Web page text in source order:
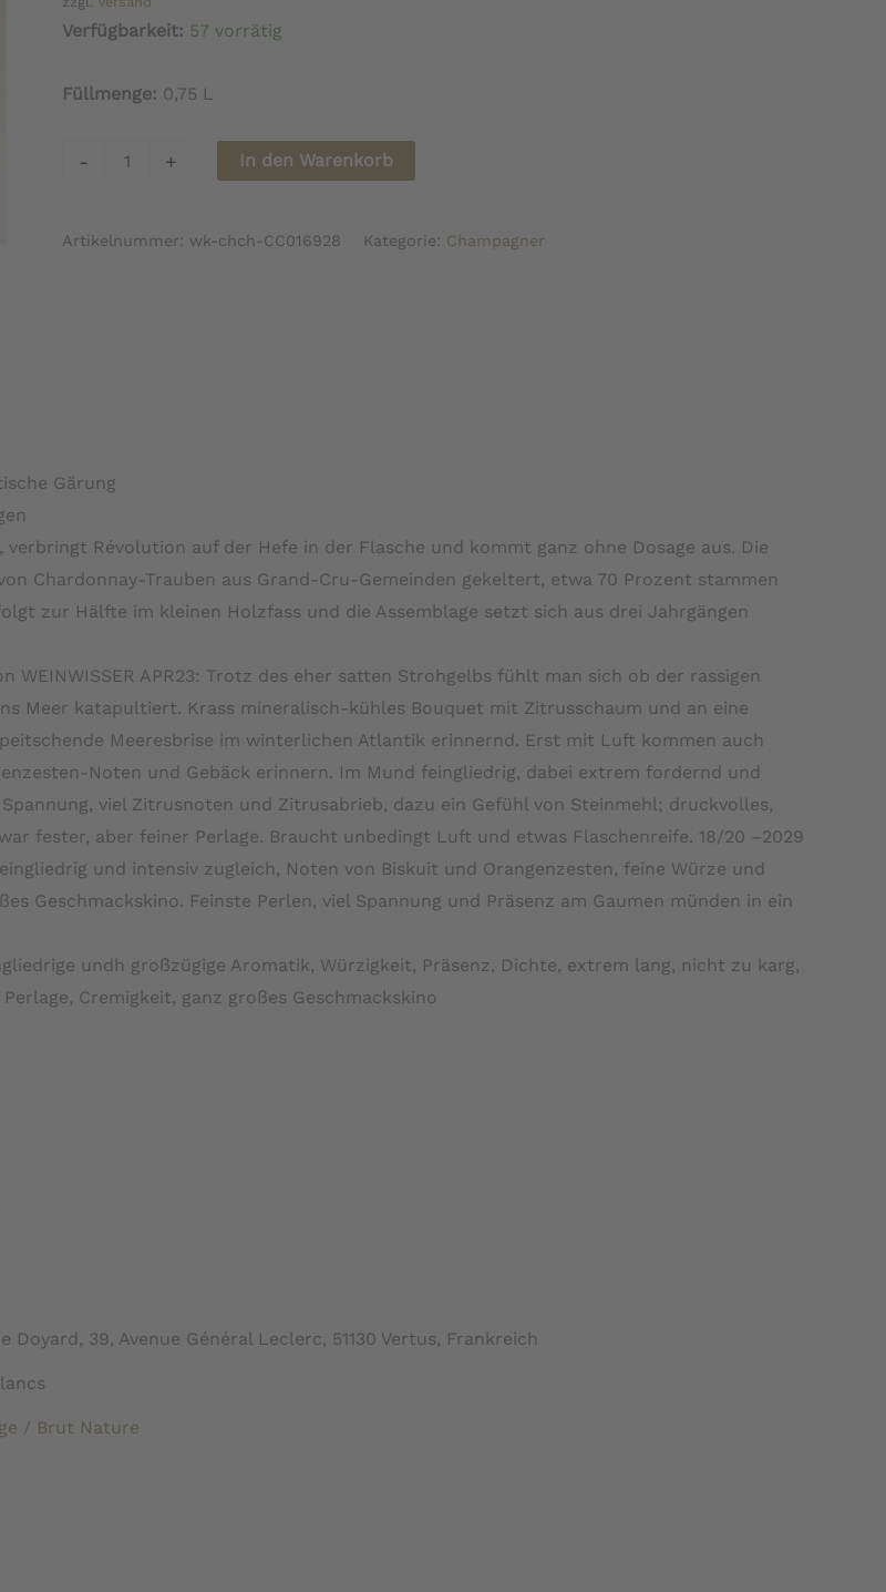
Verfügbarkeit: 57 vorrätig
Füllmenge: 0,75 L
-
Champagne
Menge
+ In den Warenkorb
Artikelnummer: wk-chch-CC016928 Kategorie: Champagner
Gärung
verbringt Révolution auf der Hefe in der Flasche und kommt ganz ohne Dosage aus. Die
Chardonnay-Trauben aus Grand-Cru-Gemeinden gekeltert, etwa 70 Prozent stammen
zur Hälfte im kleinen Holzfass und die Assemblage setzt sich aus drei Jahrgängen
WEINWISSER APR23: Trotz des eher satten Strohgelbs fühlt man sich ob der rassigen
Meer katapultiert. Krass mineralisch-kühles Bouquet mit Zitrusschaum und an eine
Meeresbrise im winterlichen Atlantik erinnernd. Erst mit Luft kommen auch
Noten und Gebäck erinnern. Im Mund feingliedrig, dabei extrem fordernd und
viel Zitrusnoten und Zitrusabrieb, dazu ein Gefühl von Steinmehl; druckvolles,
fester, aber feiner Perlage. Braucht unbedingt Luft und etwas Flaschenreife. 18/20 –2029
und intensiv zugleich, Noten von Biskuit und Orangenzesten, feine Würze und
Geschmackskino. Feinste Perlen, viel Spannung und Präsenz am Gaumen münden in ein
undh großzügige Aromatik, Würzigkeit, Präsenz, Dichte, extrem lang, nicht zu karg,
Cremigkeit, ganz großes Geschmackskino
Doyard, 39, Avenue Général Leclerc, 51130 Vertus, Frankreich
/ Brut Nature